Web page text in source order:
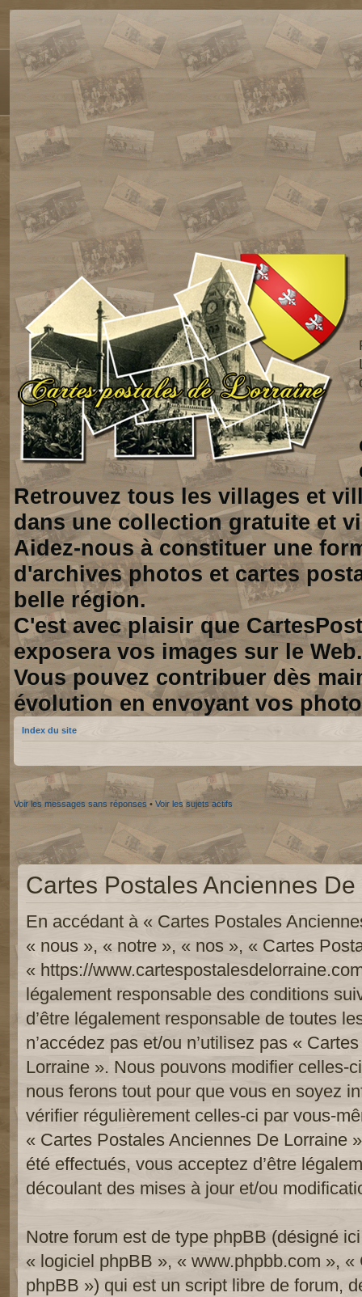
Retrouvez tous les villages et
dans une collection gratuite et
Aidez-nous à constituer une
d'archives photos et cartes
belle région.
C'est avec plaisir que
exposera vos images sur le Web.
Vous pouvez contribuer dès
évolution en envoyant vos
Index du site
Voir les messages sans réponses • Voir les sujets actifs
Cartes Postales Anciennes
En accédant à « Cartes Postales
« nous », « notre », « nos », « Cartes
« https://
légalement responsable des conditions
d’être légalement responsable de toutes
n’accédez pas et/ou n’utilisez pas «
Lorraine ». Nous pouvons modifier celles-
nous ferons tout pour que vous en soyez
vérifier régulièrement celles-ci par vous-
« Cartes Postales Anciennes De Lorraine
été effectués, vous acceptez d’être
découlant des mises à jour et/ou
Notre forum est de type phpBB (désigné
« logiciel phpBB », « www.phpbb.com »,
phpBB ») qui est un script libre de forum,